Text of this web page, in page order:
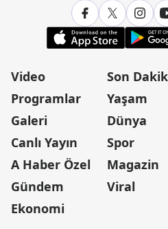
Video
Programlar
Galeri
Canlı Yayın
A Haber Özel
Gündem
Ekonomi
Son
Yaşam
Dünya
Spor
Magazin
Viral